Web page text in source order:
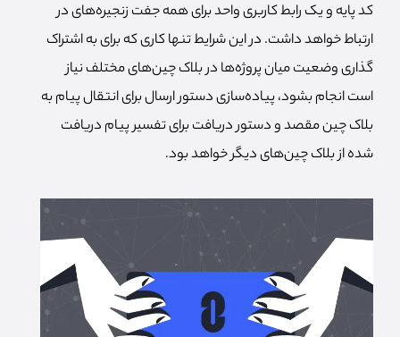
کد پایه و یک رابط کاربری واحد برای همه جفت زنجیره‌های در
ارتباط خواهد داشت. در این شرایط تنها کاری که برای به اشتراک
گذاری وضعیت میان پروژه‌ها در بلاک چین‌های مختلف نیاز
است انجام بشود، پیاده‌سازی دستور ارسال برای انتقال پیام به
بلاک چین مقصد و دستور دریافت برای تفسیر پیام دریافت
شده از بلاک چین‌های دیگر خواهد بود.